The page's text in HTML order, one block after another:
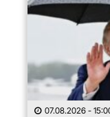
07.08.2026 -